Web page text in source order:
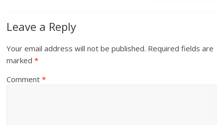
Leave a Reply
Your email address will not be published. Required fields are
marked*
Comment*